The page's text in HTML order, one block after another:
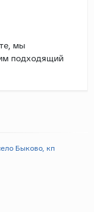
мы
подходящий
Быково, кп